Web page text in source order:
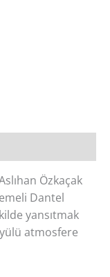
Özkaçak
Dantel
yansıtmak
atmosfere